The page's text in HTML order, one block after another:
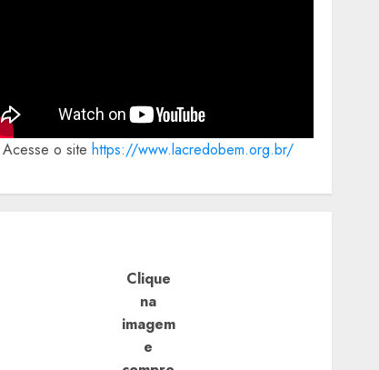
Acesse o sitehttps://www.lacredobem.org.br/
Clique
na
imagem
e